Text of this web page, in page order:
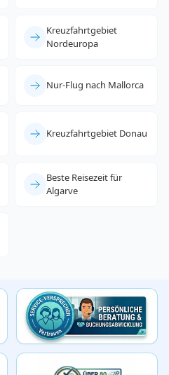
Kreuzfahrtgebiet
Nordeuropa
Nur-Flug nach Mallorca
Kreuzfahrtgebiet Donau
Beste Reisezeit für
Algarve